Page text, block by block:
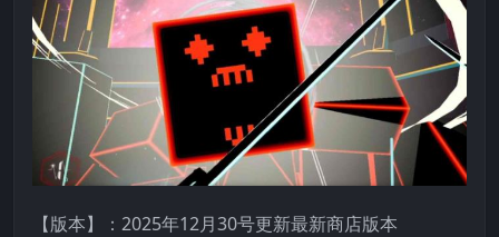
【版本】：2025年12月30号更新最新商店版本